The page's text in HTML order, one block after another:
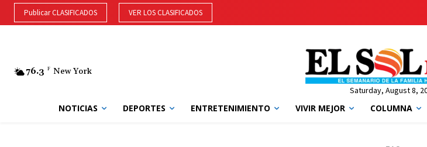
Publicar CLASIFICADOS VER LOS CLASIFICADOS
76.3 F New York
Saturday, August 8,
NOTICIAS DEPORTES ENTRETENIMIENTO VIVIR MEJOR COLUMNA